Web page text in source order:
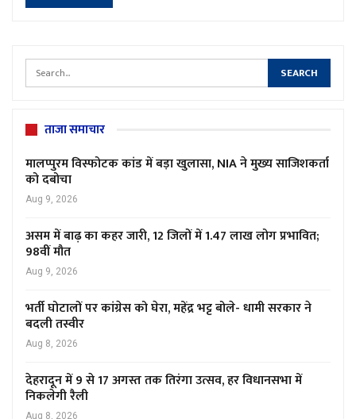
ताजा समाचार
मालप्पुरम विस्फोटक कांड में बड़ा खुलासा, NIA ने मुख्य साजिशकर्ता
को दबोचा
Aug 9, 2026
असम में बाढ़ का कहर जारी, 12 जिलों में 1.47 लाख लोग प्रभावित;
98वीं मौत
Aug 9, 2026
भर्ती घोटालों पर कांग्रेस को घेरा, महेंद्र भट्ट बोले- धामी सरकार ने
बदली तस्वीर
Aug 8, 2026
देहरादून में 9 से 17 अगस्त तक तिरंगा उत्सव, हर विधानसभा में
निकलेगी रैली
Aug 8, 2026